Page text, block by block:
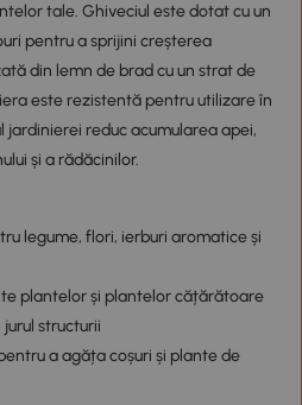
tale. Ghiveciul este dotat cu un
pentru a sprijini creșterea
din lemn de brad cu un strat de
este rezistentă pentru utilizare în
jardinierei reduc acumularea apei,
și a rădăcinilor.
legume, flori, ierburi aromatice și
plantelor și plantelor cățărătoare
structurii
a agăța coșuri și plante de